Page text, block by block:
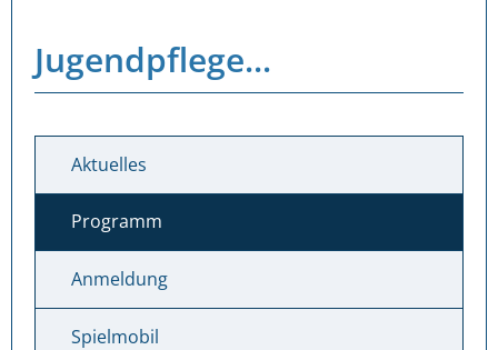
Jugendpflege...
Aktuelles
Programm
Anmeldung
Spielmobil